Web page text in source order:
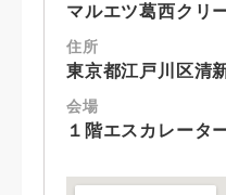
マルエツ葛西クリ
住所
東京都江戸川区清
会場
１階エスカレータ